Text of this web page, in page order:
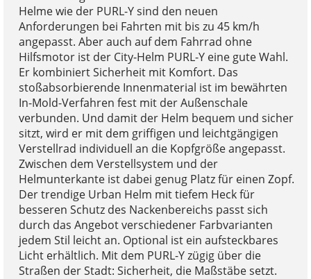
Helme wie der PURL-Y sind den neuen
Anforderungen bei Fahrten mit bis zu 45 km/h
angepasst. Aber auch auf dem Fahrrad ohne
Hilfsmotor ist der City-Helm PURL-Y eine gute Wahl.
Er kombiniert Sicherheit mit Komfort. Das
stoßabsorbierende Innenmaterial ist im bewährten
In-Mold-Verfahren fest mit der Außenschale
verbunden. Und damit der Helm bequem und sicher
sitzt, wird er mit dem griffigen und leichtgängigen
Verstellrad individuell an die Kopfgröße angepasst.
Zwischen dem Verstellsystem und der
Helmunterkante ist dabei genug Platz für einen Zopf.
Der trendige Urban Helm mit tiefem Heck für
besseren Schutz des Nackenbereichs passt sich
durch das Angebot verschiedener Farbvarianten
jedem Stil leicht an. Optional ist ein aufsteckbares
Licht erhältlich. Mit dem PURL-Y zügig über die
Straßen der Stadt: Sicherheit, die Maßstäbe setzt.